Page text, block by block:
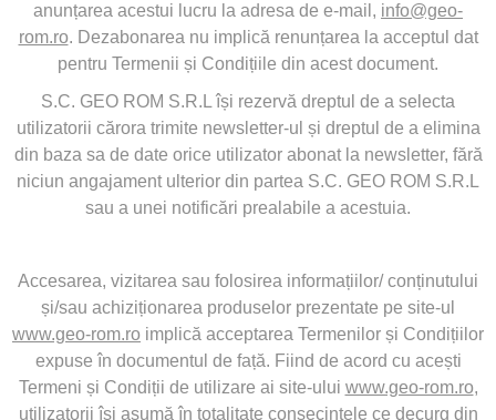
anunțarea acestui lucru la adresa de e-mail, info@geo-
rom.ro. Dezabonarea nu implică renunțarea la acceptul dat
pentru Termenii și Condițiile din acest document.
S.C. GEO ROM S.R.L își rezervă dreptul de a selecta
utilizatorii cărora trimite newsletter-ul și dreptul de a elimina
din baza sa de date orice utilizator abonat la newsletter, fără
niciun angajament ulterior din partea S.C. GEO ROM S.R.L
sau a unei notificări prealabile a acestuia.
Accesarea, vizitarea sau folosirea informațiilor/ conținutului
și/sau achiziționarea produselor prezentate pe site-ul
www.geo-rom.ro implică acceptarea Termenilor și Condițiilor
expuse în documentul de față. Fiind de acord cu acești
Termeni și Condiții de utilizare ai site-ului www.geo-rom.ro,
utilizatorii își asumă în totalitate consecințele ce decurg din